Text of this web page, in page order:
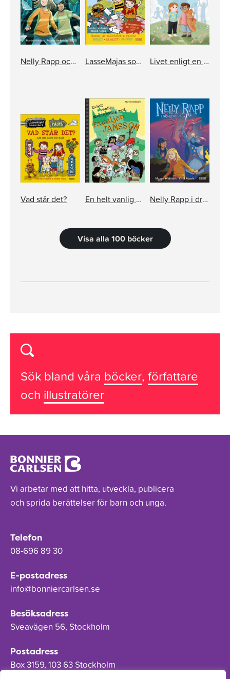
Nelly Rapp och bullergasten LasseMajas sommarlovsbok. En oväntad tjuv Livet enligt en nallebjörn
Vad står det? En helt vanlig filminspelning med familjen Jansson Nelly Rapp i drakens håla
Visa alla 100 böcker
Sök bland våra böcker, författare
och illustratörer
Vi arbetar med att hitta, utveckla, publicera
och sprida berättelser för barn och unga.
Telefon
08-696 89 30
E-postadress
info@bonniercarlsen.se
Besöksadress
Sveavägen 56, Stockholm
Postadress
Box 3159, 103 63 Stockholm